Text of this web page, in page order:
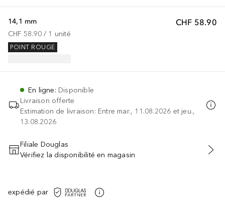
CHF 58.90
14,1 mm
CHF 58.90 / 1 unité
POINT ROUGE
En ligne: Disponible
Livraison offerte
Estimation de livraison: Entre mar., 11.08.2026 et jeu.,
13.08.2026
AJOUTER AU PANIER
Filiale Douglas
Vérifiez la disponibilité en magasin
expédié par